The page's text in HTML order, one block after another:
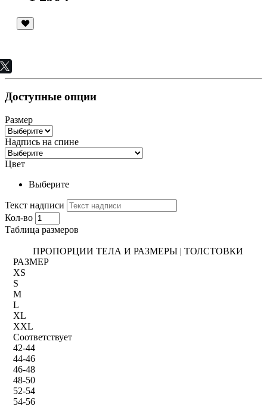
Доступные опции
Размер
Надпись на спине
Цвет
Выберите
Текст надписи
Кол-во
Таблица размеров
ПРОПОРЦИИ ТЕЛА И РАЗМЕРЫ | ТОЛСТОВКИ
РАЗМЕР
XS
S
M
L
XL
XXL
Соответствует
42-44
44-46
46-48
48-50
52-54
54-56